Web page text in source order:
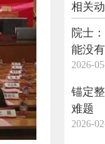
相关
院士
能没
2026-
锚定
难题
2026-